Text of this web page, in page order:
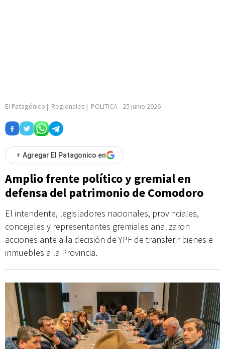
El Patagónico | Regionales | POLITICA- 25 junio 2026
+ Agregar El Patagonico en
Amplio frente político y gremial en
defensa del patrimonio de Comodoro
El intendente, legisladores nacionales, provinciales,
concejales y representantes gremiales analizaron
acciones ante a la decisión de YPF de transferir bienes e
inmuebles a la Provincia.